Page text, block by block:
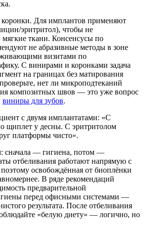
Для имплантов применяют
эритритол), чтобы не
мягкие ткани. Консенсусы по
не абразивные методы в зоне
визитами по
С винирами и коронками задача
на границах без матирования
нет ли микроподтеканий
композитных швов — это уже вопрос
виниры для зубов.
с двумя имплантатами: «С
щиплет у десны. С эритритолом
платформы чисто».
сначала — гигиена, потом —
отбеливания работают напрямую с
освобождённая от биоплёнки
В ряде рекомендаций
предварительной
перед офисными системами —
результата. После отбеливания
«белую диету» — логично, но